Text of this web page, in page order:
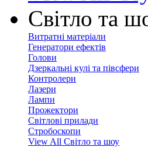
Світло та
Витратні матеріали
Генератори ефектів
Голови
Дзеркальні кулі та півсфери
Контролери
Лазери
Лампи
Прожектори
Світлові прилади
Стробоскопи
View All Світло та шоу